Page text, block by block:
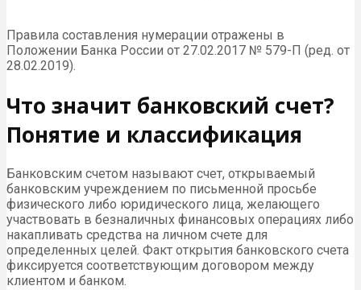
Правила составления нумерации отражены в
Положении Банка России от 27.02.2017 № 579-П (ред. от
28.02.2019).
Что значит банковский счет?
Понятие и классификация
Банковским счетом называют счет, открываемый
банковским учреждением по письменной просьбе
физического либо юридического лица, желающего
участвовать в безналичных финансовых операциях либо
накапливать средства на личном счете для
определенных целей. Факт открытия банковского счета
фиксируется соответствующим договором между
клиентом и банком.